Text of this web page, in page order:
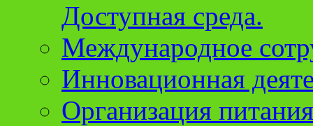
Доступная среда.
Международное
Инновационная
Организация